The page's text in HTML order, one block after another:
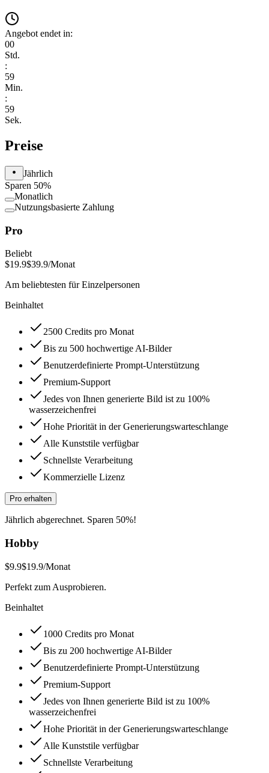
Angebot endet in:
00
Std.
:
59
Min.
:
59
Sek.
Preise
Jährlich
Sparen 50%
Monatlich
Nutzungsbasierte Zahlung
Pro
Beliebt
$19.9$39.9/Monat
Am beliebtesten für Einzelpersonen
Beinhaltet
2500 Credits pro Monat
Bis zu 500 hochwertige AI-Bilder
Benutzerdefinierte Prompt-Unterstützung
Premium-Support
Jedes von Ihnen generierte Bild ist zu 100%
wasserzeichenfrei
Hohe Priorität in der Generierungswarteschlange
Alle Kunststile verfügbar
Schnellste Verarbeitung
Kommerzielle Lizenz
Pro erhalten
Jährlich abgerechnet. Sparen 50%!
Hobby
$9.9$19.9/Monat
Perfekt zum Ausprobieren.
Beinhaltet
1000 Credits pro Monat
Bis zu 200 hochwertige AI-Bilder
Benutzerdefinierte Prompt-Unterstützung
Premium-Support
Jedes von Ihnen generierte Bild ist zu 100%
wasserzeichenfrei
Hohe Priorität in der Generierungswarteschlange
Alle Kunststile verfügbar
Schnellste Verarbeitung